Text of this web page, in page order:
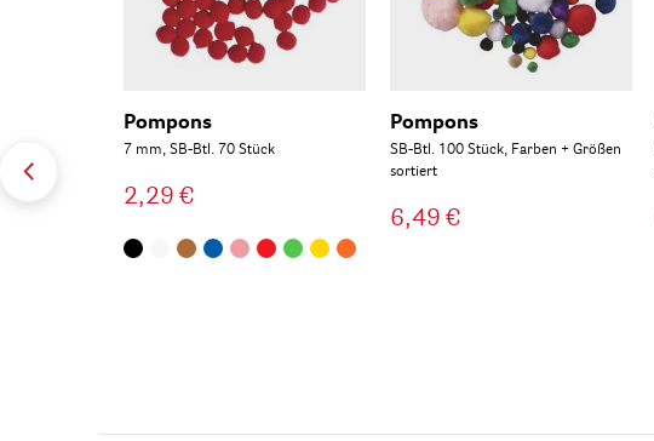
Pompons
7 mm, SB-Btl. 70 Stück
2,29 €
Pompons
SB-Btl. 100 Stück, Farben + Größen
sortiert
6,49 €